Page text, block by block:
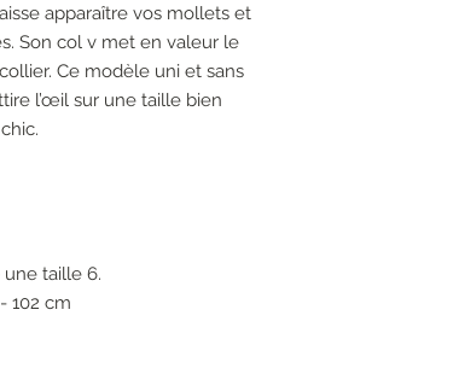
apparaître vos mollets et
Son col v met en valeur le
Ce modèle uni et sans
l’œil sur une taille bien
taille 6.
102 cm